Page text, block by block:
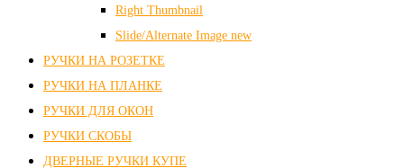
Right Thumbnail
Slide/Alternate Image new
РУЧКИ НА РОЗЕТКЕ
РУЧКИ НА ПЛАНКЕ
РУЧКИ ДЛЯ ОКОН
РУЧКИ СКОБЫ
ДВЕРНЫЕ РУЧКИ КУПЕ